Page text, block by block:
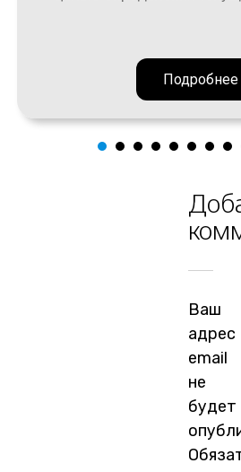
Подробнее
Ваш
адрес
email
не
будет